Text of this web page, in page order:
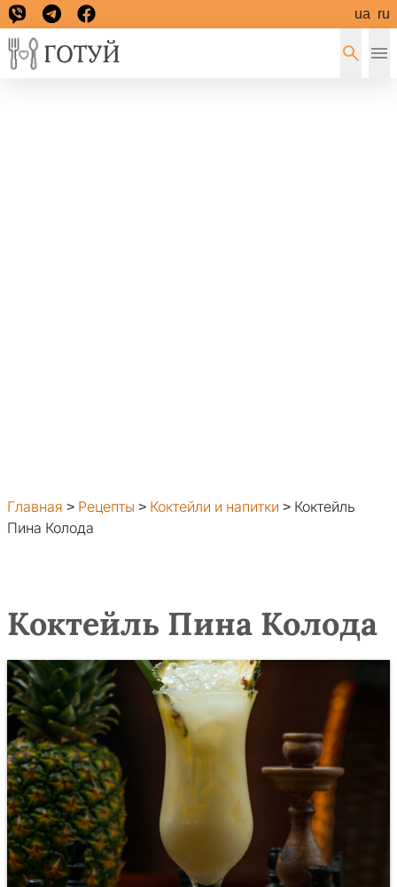
ua ru
Главная > Рецепты > Коктейли и напитки > Коктейль
Пина Колода
Коктейль Пина Колода